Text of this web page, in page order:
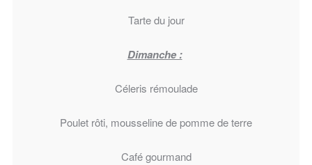
Tarte du jour
Dimanche :
Céleris rémoulade
Poulet rôti, mousseline de pomme de terre
Café gourmand